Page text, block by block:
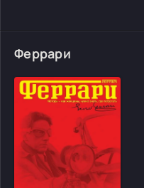
Феррари